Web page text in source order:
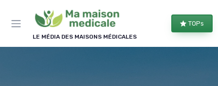
LE MÉDIA DES MAISONS MÉDICALES
TOPs
×
REJOIGNEZ LE CLUB